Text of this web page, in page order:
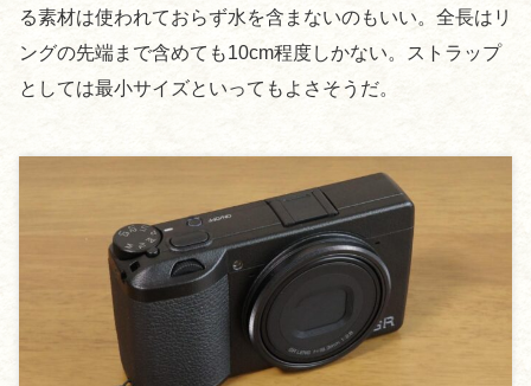
る素材は使われておらず水を含まないのもいい。全長はリ
ングの先端まで含めても10cm程度しかない。ストラップ
としては最小サイズといってもよさそうだ。